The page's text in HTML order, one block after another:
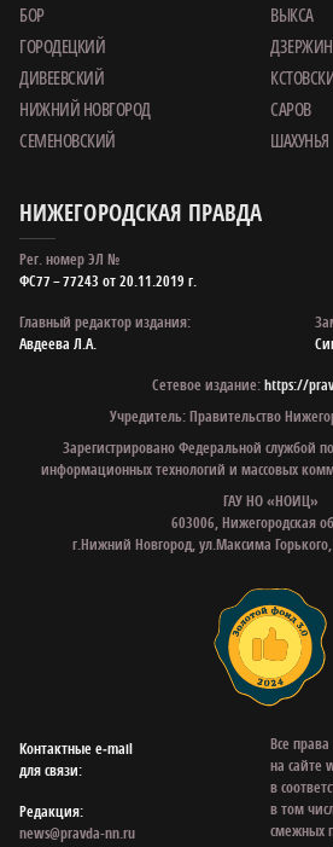
БОР
ВЫКСА
ГОРОДЕЦКИЙ
ДИВЕЕВСКИЙ
НИЖНИЙ НОВГОРОД
САРОВ
СЕМЕНОВСКИЙ
ШАХУНЬЯ
НИЖЕГОРОДСКАЯ ПРАВДА
Рег. номер ЭЛ №
ФС77 – 77243 от 20.11.2019 г.
Главный редактор издания:
Авдеева Л.А.
Сетевое издание:https://
Учредитель: Правительство
Зарегистрировано Федеральной службой
информационных технологий и массовых
ГАУ НО «НОИЦ»
603006, Нижегородская
г.Нижний Новгород, ул.Максима
Контактные e‑mail
для связи:
Редакция:
news@pravda-nn.ru
Все
на сайте
в
в том
смежных